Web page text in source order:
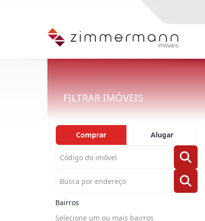
FILTRAR IMÓVEIS
Comprar Alugar
Bairros
Selecione um ou mais bairros